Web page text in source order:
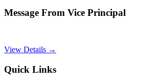
Message From Vice Principal
View Details →
Quick Links